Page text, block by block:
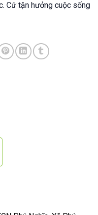
Cứ tận hưởng cuộc sống